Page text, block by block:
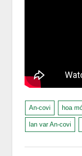
An-covi hoa
lan var An-covi